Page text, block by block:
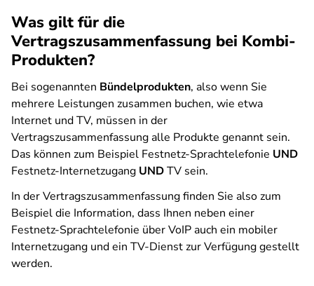
Was gilt für die
Vertragszusammenfassung bei Kombi-
Produkten?
Bei sogenannten Bündelprodukten, also wenn Sie
mehrere Leistungen zusammen buchen, wie etwa
Internet und TV, müssen in der
Vertragszusammenfassung alle Produkte genannt sein.
Das können zum Beispiel Festnetz-Sprachtelefonie UND
Festnetz-Internetzugang UNDTV sein.
In der Vertragszusammenfassung finden Sie also zum
Beispiel die Information, dass Ihnen neben einer
Festnetz-Sprachtelefonie über VoIP auch ein mobiler
Internetzugang und ein TV-Dienst zur Verfügung gestellt
werden.